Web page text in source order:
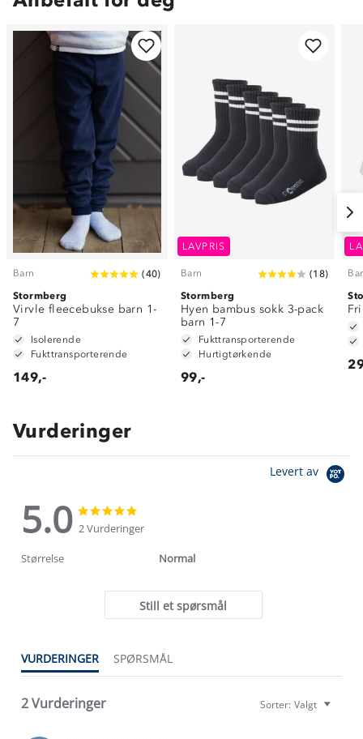
Barn (40)
Stormberg
Virvle fleecebukse barn 1-
7
Isolerende
Fukttransporterende
149,-
LAVPRIS
Barn (18)
Stormberg
Hyen bambus sokk 3-pack
barn 1-7
Fukttransporterende
Hurtigtørkende
99,-
Vurderinger
Levert av
5.0
5.0
star
rating
star
2 Vurderinger
Størrelse Normal
Still et spørsmål
VURDERINGER SPØRSMÅL
2 Vurderinger Sorter: Valgt